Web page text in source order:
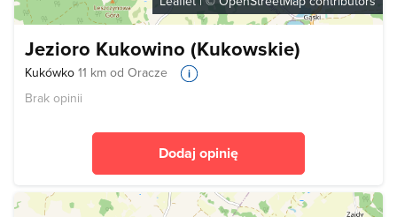
Jezioro Kukowino (Kukowskie)
Kukówko 11 km od Oracze
Brak opinii
Dodaj opinię